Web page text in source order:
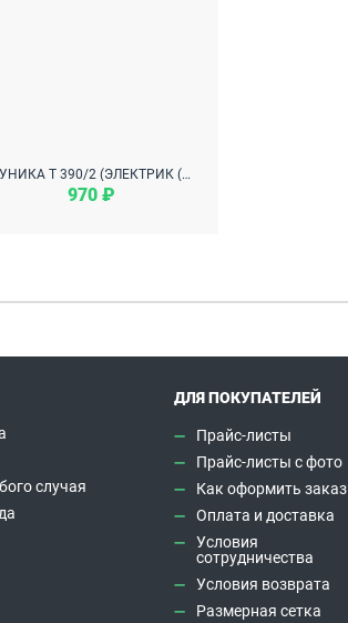
ТУНИКА Т 390/2 (ЭЛЕКТРИК (БУКВЫ))
970 ₽
случая
ДЛЯ ПОКУПАТЕЛЕЙ
Прайс-листы
Прайс-листы с фото
Как оформить заказ
Оплата и доставка
Условия
сотрудничества
Условия возврата
Размерная сетка